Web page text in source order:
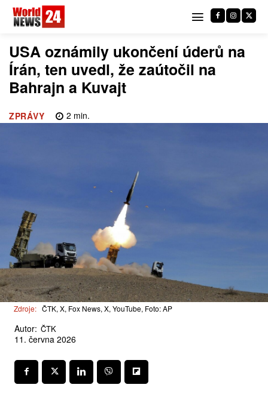
USA oznámily ukončení úderů na
Írán, ten uvedl, že zaútočil na
Bahrajn a Kuvajt
ZPRÁVY 2 min.
Zdroje: ČTK, X, Fox News, X, YouTube, Foto: AP
Autor: ČTK
11. června 2026